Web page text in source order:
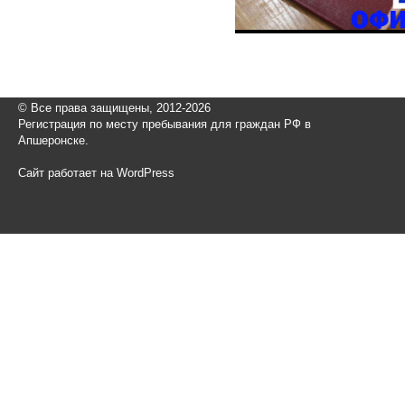
© Все права защищены, 2012-2026
Регистрация по месту пребывания для граждан РФ в
Апшеронске.
Сайт работает на WordPress